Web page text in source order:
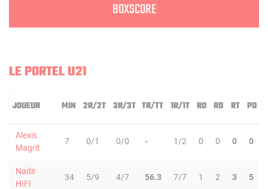
BOXSCORE
LE PORTEL U21
JOUEUR MIN 2R/2T 3R/3T TR/TT 1R/1T RO RD RT PD
Alexis
Magrit
7 0/1 0/0 - 1/2 0 0 0 0
Nadir
HIFI
34 5/9 4/7 56.3 7/7 1 2 3 5